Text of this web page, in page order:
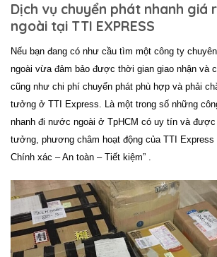
Dịch vụ chuyển phát nhanh giá
ngoài tại TTI EXPRESS
Nếu bạn đang có như cầu tìm một công ty
ngoài vừa đảm bảo được thời gian giao nhận và
cũng như chi phí chuyển phát phù hợp và phải
tưởng ở TTI Express . Là một trong số những
nhanh đi nước ngoài ở TpHCM có uy tín và được
tưởng, phương châm hoạt động của TTI Express
Chính xác – An toàn – Tiết kiệm” .